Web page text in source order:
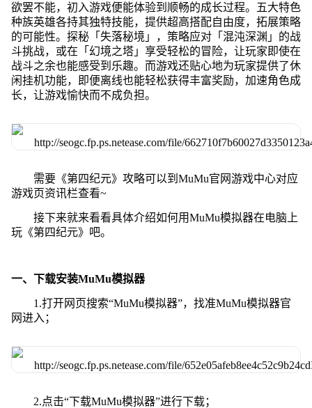
欲罢不能，初入游戏便能体验到顺畅的成长过程。五大特色
种族英雄各持其独特技能，提供超高搭配自由度，拓展策略
的可能性。探秘「失落秘境」，策略应对「混沌深渊」的战
斗挑战，或在「幻境之塔」享受轻松的冒险，让玩家即使在
战斗之余也能感受到乐趣。而游戏还贴心地为玩家提供了休
闲挂机功能，即便离线也能轻松获得丰富奖励，加速角色成
长，让游戏愉快而不成负担。
需要《第四纪元》攻略可以到MuMu官网游戏中心对应
游戏页资讯栏查看~
接下来就来看看具体介绍如何用MuMu模拟器在电脑上
玩《第四纪元》吧。
一、下载安装MuMu模拟器
1.打开网页搜索“MuMu模拟器”，找准MuMu模拟器官
网进入；
2.点击“下载MuMu模拟器”进行下载；